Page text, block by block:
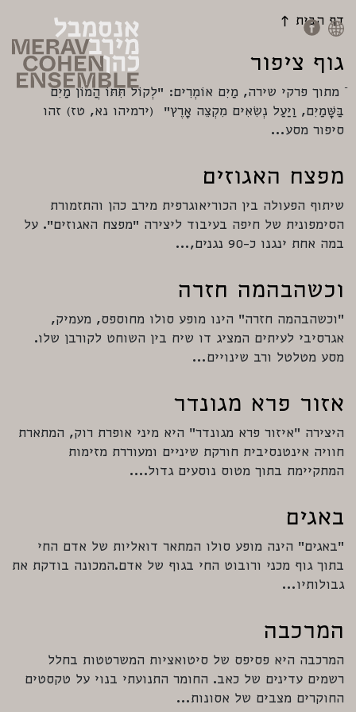
דף הבית
גוף ציפור
ֿ מתוך פרקי שירה, מַיִם אוֹמְרִים: "לְקוֹל תִּתּוֹ הֲמוֹן מַיִם
בַּשָּׁמַיִם, וַיַּעַל נְשִׂאִים מִקְצֵה אָרֶץ" (ירמיהו נא, טז) זהו
סיפור מסע…
מפצח האגוזים
שיתוף הפעולה בין הכוריאוגרפית מירב כהן והתזמורת
הסימפונית של חיפה בעיבוד ליצירה "מפצח האגוזים". על
במה אחת ינגנו כ-90 נגנים,…
וכשהבהמה חזרה
״וכשהבהמה חזרה״ הינו מופע סולו מחוספס, מעמיק,
אגרסיבי לעיתים המציג דו שיח בין השוחט לקורבן שלו.
מסע מטלטל ורב שינויים…
אזור פרא מגונדר
היצירה ״איזור פרא מגונדר״ היא מיני אופרת רוק, המתארת
חוויה אינטנסיבית חורקת שיניים ומעוררת מזימות
המתקיימת בתוך מטוס נוסעים גדול.…
באגים
״באגים״ הינה מופע סולו המתאר דואליות של אדם החי
בתוך גוף מכני ורובוט החי בגוף של אדם.המכונה בודקת את
גבולותיו…
המרכבה
המרכבה היא פסיפס של סיטואציות המשרטטות בחלל
רשמים עדינים של כאב. החומר התנועתי בנוי על טקסטים
החוקרים מצבים של אסונות…